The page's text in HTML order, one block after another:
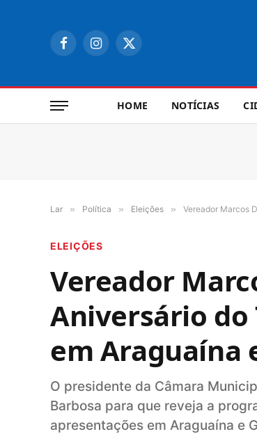
FacebookInstagram
X
HOME NOTÍCIAS
Lar » Política » Eleições » Vereador Marcos
ELEIÇÕES
Vereador
Aniversário do
em Araguaína
O presidente da Câmara
Barbosa para que reveja a
apresentações em Araguaína e